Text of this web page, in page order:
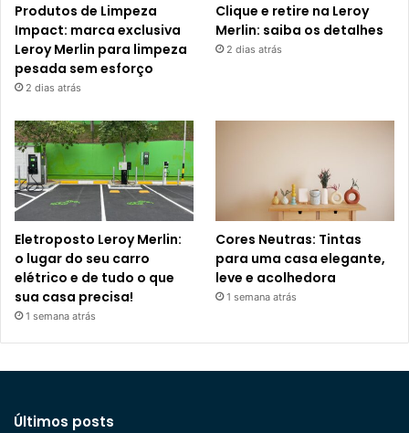
Produtos de Limpeza
Impact: marca exclusiva
Leroy Merlin para limpeza
pesada sem esforço
2 dias atrás
Clique e retire na Leroy
Merlin: saiba os detalhes
2 dias atrás
Eletroposto Leroy Merlin:
o lugar do seu carro
elétrico e de tudo o que
sua casa precisa!
1 semana atrás
Cores Neutras: Tintas
para uma casa elegante,
leve e acolhedora
1 semana atrás
Últimos posts